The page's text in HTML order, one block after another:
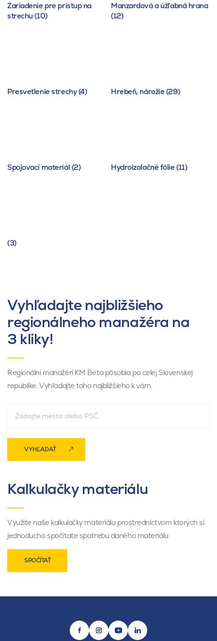
Zariadenie pre prístup na
strechu (10)
Manzardová a úžľabná hrana
(12)
Presvetlenie strechy (4) Hrebeň, nárožie (29)
Spojovací materiál (2) Hydroizolačné fólie (11)
(3)
Vyhľadajte najbližšieho
regionálneho manažéra na
3 kliky!
Regionálni manažéri KM Beta pôsobia po celej Slovenskej
republike. Vyhľadajte toho najbližšieho k vám.
VYHĽADAŤ
Kalkulačky materiálu
Využite naše kalkulačky materiálu prostredníctvom ktorých si
jednoducho spočítate spotrebu daného materiálu.
SPOČÍTAŤ